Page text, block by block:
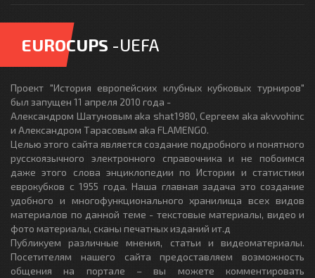
EUROCUPS -UEFA
Проект "История европейских клубных кубковых турниров"
был запущен 11 апреля 2010 года -
Александром Шатуновым aka shat1980, Сергеем aka akvvohinc
и Александром Тарасовым aka FLAMENGO.
Целью этого сайта является создание подробного и понятного
русскоязычного электронного справочника и не побоимся
даже этого слова энциклопедии по Истории и статистики
еврокубков с 1955 года. Наша главная задача это создание
удобного и многофункционального хранилища всех видов
материалов по данной теме - текстовые материалы, видео и
фото материалы, сканы печатных изданий ит.д
Публикуем различные мнения, статьи и видеоматериалы.
Посетителям нашего сайта предоставляем возможность
общения на портале – вы можете комментировать